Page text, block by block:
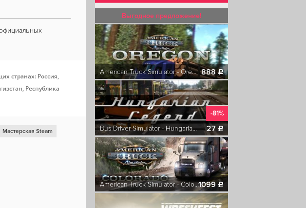
странах: Россия,
Республика
Мастерская Steam
Выгодное предложение!
American Truck Simulator - Oregon 888c
-81%
Bus Driver Simulator - Hungarian Legend DLC
27 c
American Truck Simulator - Colorado1099 c